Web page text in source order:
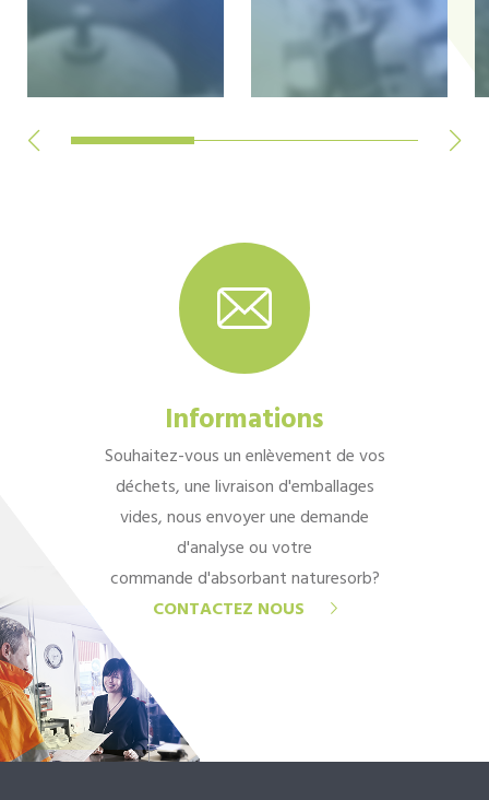
Informations
Souhaitez-vous un enlèvement de vos
déchets, une livraison d'emballages
vides, nous envoyer une demande
d'analyse ou votre
commande d'absorbant naturesorb?
CONTACTEZ NOUS